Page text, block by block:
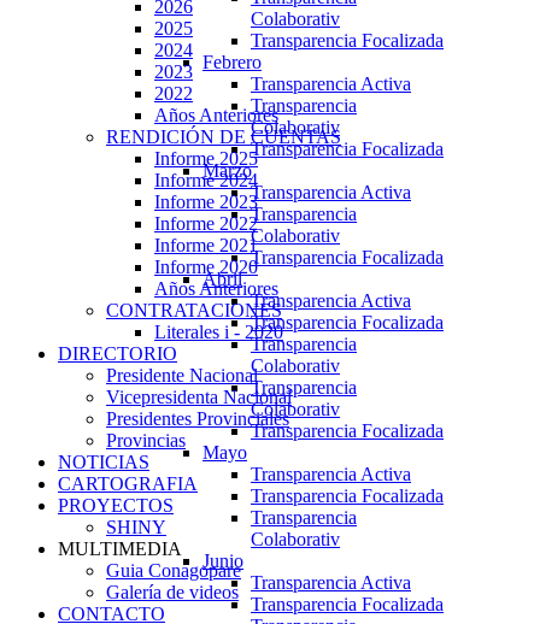
Colaborativ
Transparencia Focalizada
Febrero
Transparencia Activa
Transparencia
Colaborativ
Transparencia Focalizada
Marzo
Transparencia Activa
Transparencia
Colaborativ
Transparencia Focalizada
Abril
Transparencia Activa
Transparencia Focalizada
Transparencia
Colaborativ
Transparencia
Colaborativ
Transparencia Focalizada
Mayo
Transparencia Activa
Transparencia Focalizada
Transparencia
Colaborativ
Junio
Transparencia Activa
Transparencia Focalizada
2026
2025
2024
2023
2022
Años Anteriores
RENDICIÓN DE CUENTAS
Informe 2025
Informe 2024
Informe 2023
Informe 2022
Informe 2021
Informe 2020
Años Anteriores
CONTRATACIONES
Literales i - 2020
DIRECTORIO
Presidente Nacional
Vicepresidenta Nacional
Presidentes Provinciales
Provincias
NOTICIAS
CARTOGRAFIA
PROYECTOS
SHINY
MULTIMEDIA
Guia Conagopare
Galería de videos
CONTACTO